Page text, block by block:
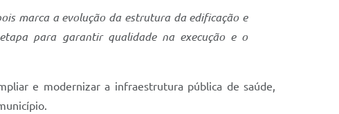
marca a evolução da estrutura da edificação e
para garantir qualidade na execução e o
e modernizar a infraestrutura pública de saúde,